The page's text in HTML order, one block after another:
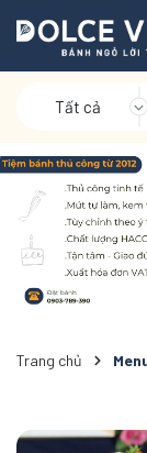
Tất cả
Trang chủ